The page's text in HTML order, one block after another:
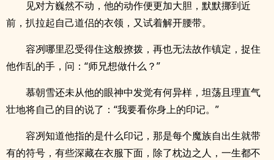
见对方巍然不动，他的动作便更加大胆，默默挪到近
前，扒拉起自己道侣的衣领，又试着解开腰带。
容冽哪里忍受得住这般撩拨，再也无法故作镇定，捉住
他作乱的手，问：“师兄想做什么？”
慕朝雪还未从他的眼神中发觉有何异样，坦荡且理直气
壮地将自己的目的说了：“我要看你身上的印记。”
容冽知道他指的是什么印记，那是每个魔族自出生就带
有的符号，有些深藏在衣服下面，除了枕边之人，一生都不